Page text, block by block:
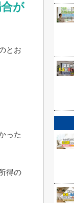
が
とお
った
得の